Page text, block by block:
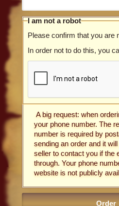
I am not a robot
Please confirm that you are
In order not to do this, you
A big request: when
your phone number. The
number is required by
sending an order and it
seller to contact you if the
through. Your phone
website is not publicly